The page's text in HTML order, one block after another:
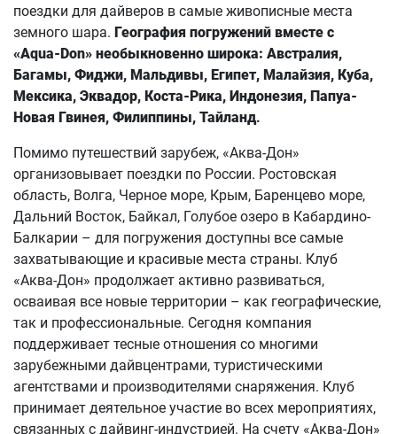
поездки для дайверов в самые живописные места
земного шара. География погружений вместе с
«Aqua-Don» необыкновенно широка: Австралия,
Багамы, Фиджи, Мальдивы, Египет, Малайзия, Куба,
Мексика, Эквадор, Коста-Рика, Индонезия, Папуа-
Новая Гвинея, Филиппины, Тайланд.
Помимо путешествий зарубеж, «Аква-Дон»
организовывает поездки по России. Ростовская
область, Волга, Черное море, Крым, Баренцево море,
Дальний Восток, Байкал, Голубое озеро в Кабардино-
Балкарии – для погружения доступны все самые
захватывающие и красивые места страны. Клуб
«Аква-Дон» продолжает активно развиваться,
осваивая все новые территории – как географические,
так и профессиональные. Сегодня компания
поддерживает тесные отношения со многими
зарубежными дайвцентрами, туристическими
агентствами и производителями снаряжения. Клуб
принимает деятельное участие во всех мероприятиях,
связанных с дайвинг-индустрией. На счету «Аква-Дон»